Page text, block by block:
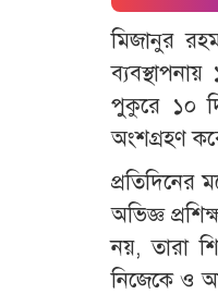
মিজানুর
পুকুরে ১০
অংশগ্রহণ
প্রতিদিনের
অভিজ্ঞ
নয়, তারা
নিজেকে ও